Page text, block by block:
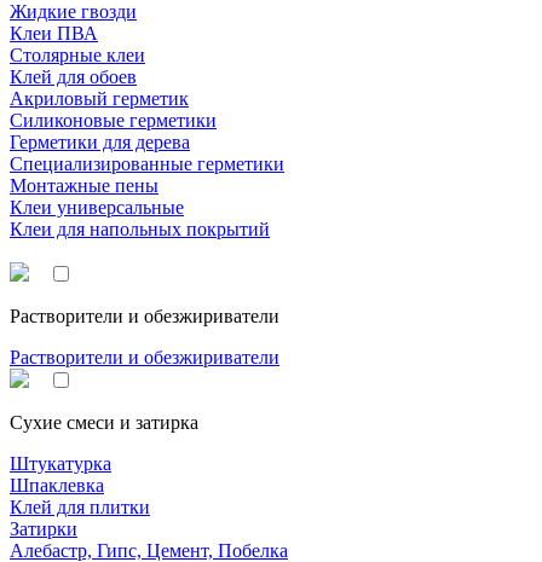
Жидкие гвозди
Клеи ПВА
Столярные клеи
Клей для обоев
Акриловый герметик
Силиконовые герметики
Герметики для дерева
Специализированные герметики
Монтажные пены
Клеи универсальные
Клеи для напольных покрытий
Растворители и обезжириватели
Растворители и обезжириватели
Сухие смеси и затирка
Штукатурка
Шпаклевка
Клей для плитки
Затирки
Алебастр, Гипс, Цемент, Побелка